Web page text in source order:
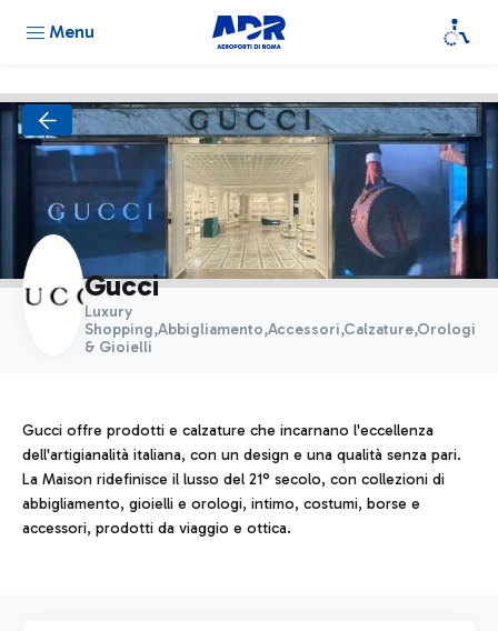
Menu
Gucci
Luxury
Shopping,Abbigliamento,Accessori,Calzature,Orologi
& Gioielli
Gucci offre prodotti e calzature che incarnano l'eccellenza
dell'artigianalità italiana, con un design e una qualità senza pari.
La Maison ridefinisce il lusso del 21° secolo, con collezioni di
abbigliamento, gioielli e orologi, intimo, costumi, borse e
accessori, prodotti da viaggio e ottica.